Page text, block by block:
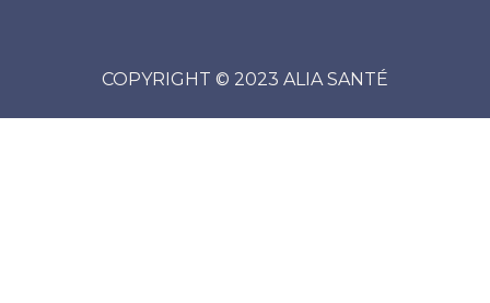
COPYRIGHT © 2023 ALIA SANTÉ